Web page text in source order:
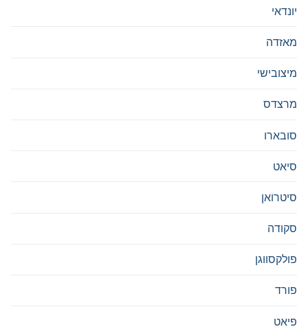
יונדאי
מאזדה
מיצובישי
מרצדס
סובארו
סיאט
סיטרואן
סקודה
פולקסווגן
פורד
פיאט